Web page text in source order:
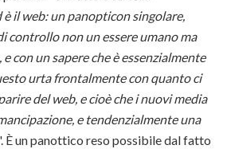
il web: un panopticon singolare,
controllo non un essere umano ma
con un sapere che è essenzialmente
urta frontalmente con quanto ci
del web, e cioè che i nuovi media
e tendenzialmente una
È un panottico reso possibile dal fatto